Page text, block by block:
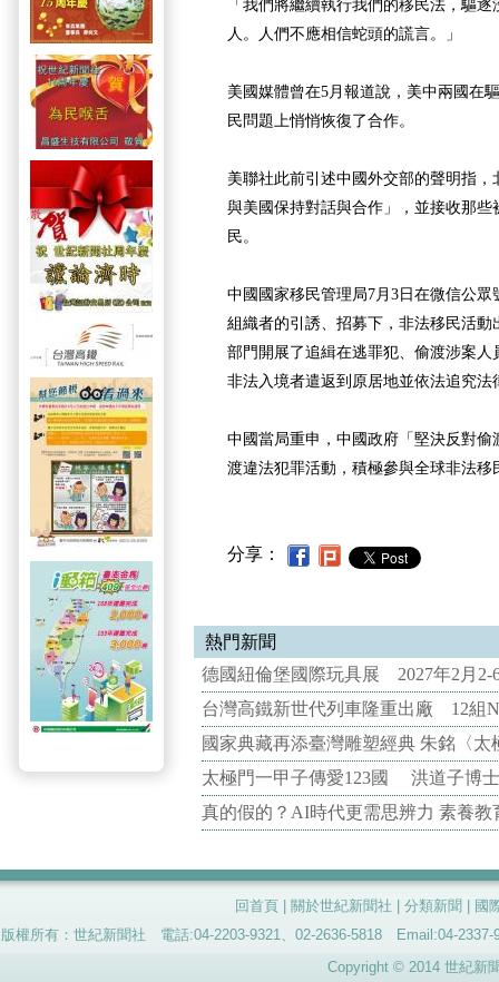
「我們將繼續執行我們的移民法，驅
人。人們不應相信蛇頭的謊言。」
美國媒體曾在5月報道說，美中兩國在
民問題上悄悄恢復了合作。
美聯社此前引述中國外交部的聲明指
與美國保持對話與合作」，並接收那
民。
中國國家移民管理局7月3日在微信公
組織者的引誘、招募下，非法移民活
部門開展了追緝在逃罪犯、偷渡涉案
非法入境者遣返到原居地並依法追究法
中國當局重申，中國政府「堅決反對
渡違法犯罪活動，積極參與全球非法移
分享：
熱門新聞
德國紐倫堡國際玩具展 2027年2月2-
台灣高鐵新世代列車隆重出廠 12組
國家典藏再添臺灣雕塑經典 朱銘〈
太極門一甲子傳愛123國 洪道子博
真的假的？AI時代更需思辨力 素養
回首頁 關於世紀新聞社 分類新聞
國
版權所有：世紀新聞社 電話:04-2203-9321、02-2636-5818 Email:04-
Copyright © 2014 世紀新